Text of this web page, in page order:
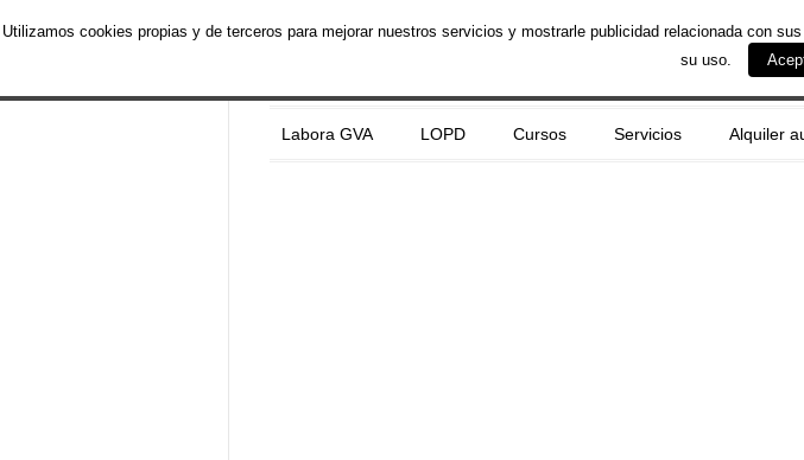
Labora GVA LOPD Cursos Servicios Alquiler
Utilizamos cookies propias y de terceros para mejorar nuestros servicios y mostrarle publicidad relacionada con
su uso.